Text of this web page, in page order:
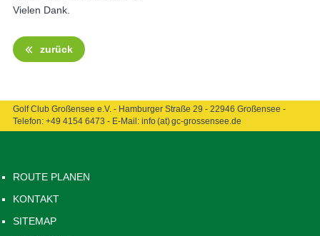
Vielen Dank.
zurück
Golf Club Großensee e.V. - Hamburger Straße 29 - 22946 Großensee -
Telefon: +49 4154 6473 - E-Mail: info (at) gc-grossensee.de
ROUTE PLANEN
KONTAKT
SITEMAP